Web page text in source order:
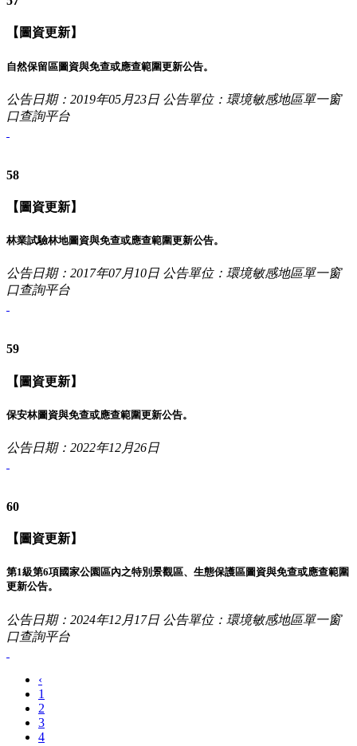
【圖資更新】
自然保留區圖資與免查或應查範圍更新公告。
公告日期：2019年05月23日 公告單位：環境敏感地區單一窗
口查詢平台
58
【圖資更新】
林業試驗林地圖資與免查或應查範圍更新公告。
公告日期：2017年07月10日 公告單位：環境敏感地區單一窗
口查詢平台
59
【圖資更新】
保安林圖資與免查或應查範圍更新公告。
公告日期：2022年12月26日
60
【圖資更新】
第1級第6項國家公園區內之特別景觀區、生態保護區圖資與免查或應查範圍
更新公告。
公告日期：2024年12月17日 公告單位：環境敏感地區單一窗
口查詢平台
‹
1
2
3
4